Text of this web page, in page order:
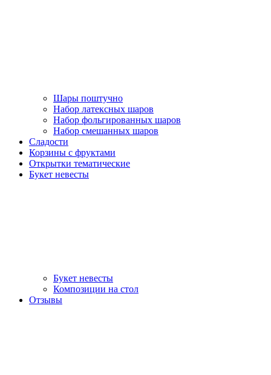
Шары поштучно
Набор латексных шаров
Набор фольгированных шаров
Набор смешанных шаров
Сладости
Корзины с фруктами
Открытки тематические
Букет невесты
Букет невесты
Композиции на стол
Отзывы